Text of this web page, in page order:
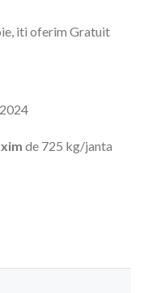
iti oferim Gratuit
de 725 kg/janta